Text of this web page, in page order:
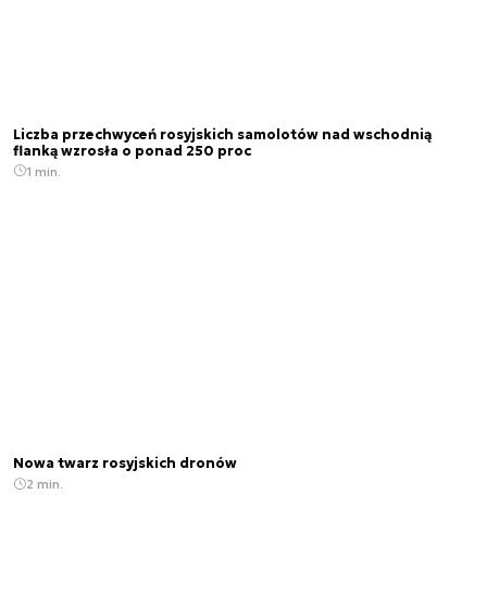
Liczba przechwyceń rosyjskich samolotów nad wschodnią
flanką wzrosła o ponad 250 proc
1 min.
Nowa twarz rosyjskich dronów
2 min.